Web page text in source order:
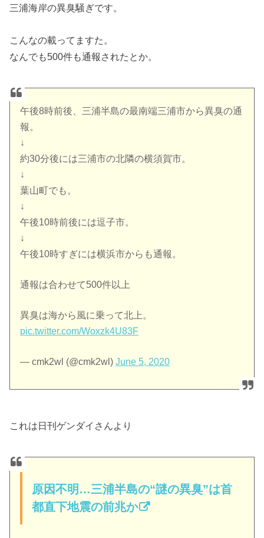
三浦海岸の異臭騒ぎです。
こんなの載ってますた。
なんでも500件も通報されたとか。
午後8時前後、三浦半島の最南端三浦市から異臭の通
報。
↓
約30分後には三浦市の北隣の横須賀市。
↓
葉山町でも。
↓
午後10時前後には逗子市。
↓
午後10時すぎには横浜市からも通報。
通報は合わせて500件以上
異臭は海から風に乗って北上。
pic.twitter.com/Woxzk4U83F
— cmk2wl (@cmk2wl)June 5, 2020
これは日刊ゲンダイさんより
原因不明…三浦半島の“謎の異臭”は首
都直下地震の前兆か